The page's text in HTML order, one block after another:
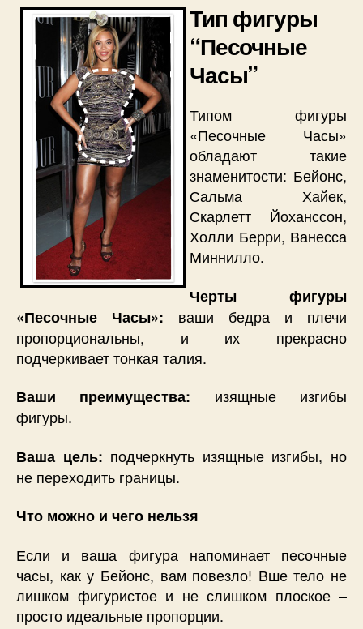
Тип фигуры
“Песочные
Часы”
Типом фигуры
«Песочные Часы»
обладают такие
знаменитости: Бейонс,
Сальма Хайек,
Скарлетт Йоханссон,
Холли Берри, Ванесса
Миннилло.
Черты фигуры
«Песочные Часы»: ваши бедра и плечи
пропорциональны, и их прекрасно
подчеркивает тонкая талия.
Ваши преимущества: изящные изгибы
фигуры.
Ваша цель: подчеркнуть изящные изгибы, но
не переходить границы.
Что можно и чего нельзя
Если и ваша фигура напоминает песочные
часы, как у Бейонс, вам повезло! Вше тело не
лишком фигуристое и не слишком плоское –
просто идеальные пропорции.